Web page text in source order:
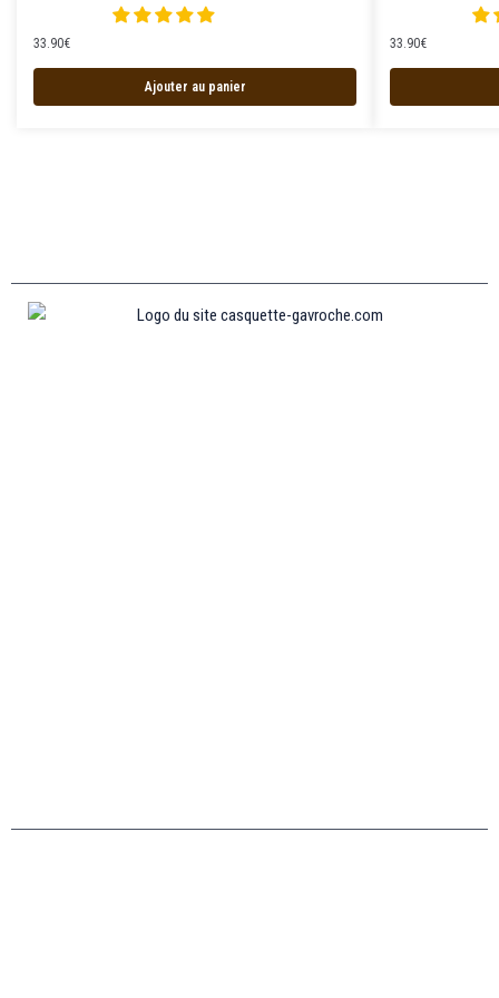
33.90€
Ajouter au panier
33.90€